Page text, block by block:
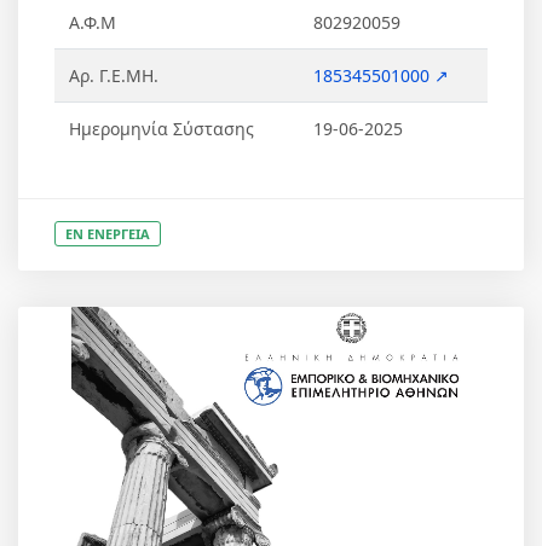
Α.Φ.Μ 802920059
Αρ. Γ.Ε.ΜΗ. 185345501000 ↗
Ημερομηνία Σύστασης 19-06-2025
ΕΝ ΕΝΕΡΓΕΙΑ